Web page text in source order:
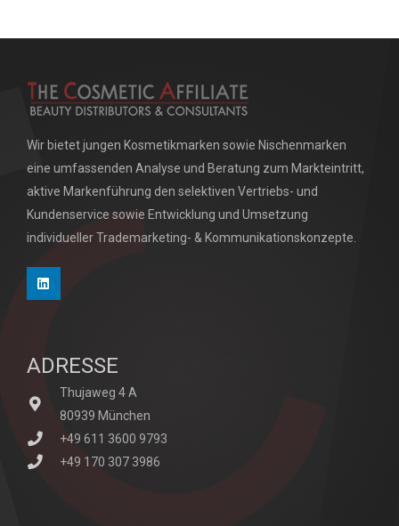
Wir bietet jungen Kosmetikmarken sowie Nischenmarken
eine umfassenden Analyse und Beratung zum Markteintritt,
aktive Markenführung den selektiven Vertriebs- und
Kundenservice sowie Entwicklung und Umsetzung
individueller Trademarketing- & Kommunikationskonzepte.
ADRESSE
Thujaweg 4 A
80939 München
+49 611 3600 9793
+49 170 307 3986